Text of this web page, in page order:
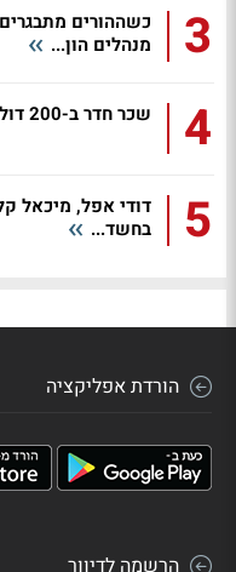
3
כשההורים
מנהלים הון...
4 שכר חדר ב-200 דולר - וזכה במחצית מדירת המנוחה
5
דודי אפל, מיכאל
בחשד...
הורדת אפליקציה
הרשמה לדיוור